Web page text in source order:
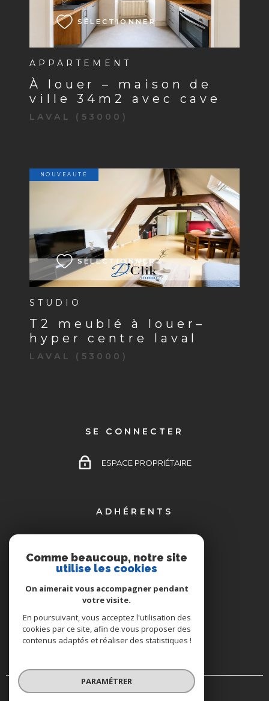
APPARTEMENT
à louer – maison de
ville 34m2 avec cave
LAVAL (53000)
SÉLECTIONNER
STUDIO
t2 meublé à louer–
hyper centre laval
LAVAL (53000)
NOUVEAUTÉ
SÉLECTIONNER
VOIR LE BIEN
SE CONNECTER
ESPACE PROPRIÉTAIRE
ADHÉRENTS
Comme beaucoup, notre site
utilise les cookies
On aimerait vous accompagner pendant
votre visite.
En poursuivant, vous acceptez l'utilisation des
cookies par ce site, afin de vous proposer des
contenus adaptés et réaliser des statistiques !
PARAMÉTRER